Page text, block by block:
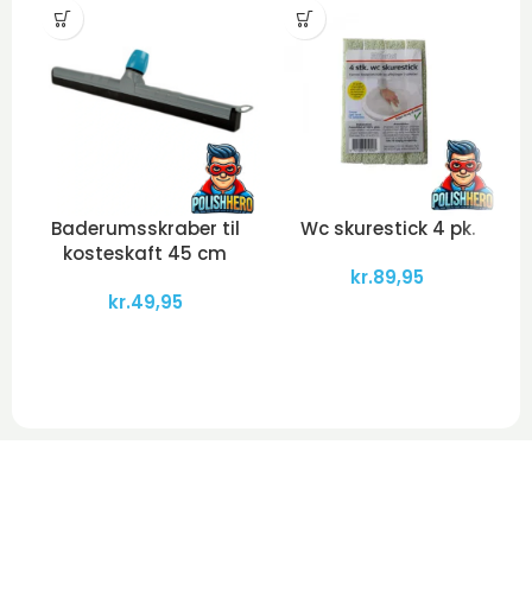
Baderumsskraber til
kosteskaft 45 cm
kr.49,95
Wc skurestick 4 pk.
kr.89,95